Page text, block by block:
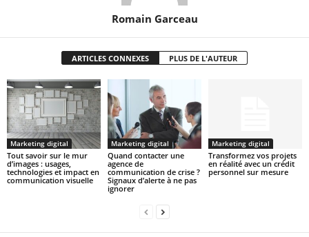
Romain Garceau
ARTICLES CONNEXES PLUS DE L'AUTEUR
Marketing digital
Tout savoir sur le mur
d’images : usages,
technologies et impact en
communication visuelle
Marketing digital
Quand contacter une
agence de
communication de crise ?
Signaux d’alerte à ne pas
ignorer
Marketing digital
Transformez vos projets
en réalité avec un crédit
personnel sur mesure